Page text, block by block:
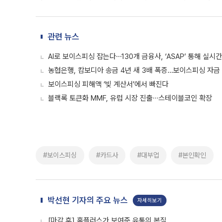
관련 뉴스
AI로 보이스피싱 잡는다⋯130개 금융사, ‘ASAP’ 통해 실시
농협은행, 캄보디아 송금 4년 새 3배 폭증…보이스피싱 자
보이스피싱 피해액 ‘빚 계산서’에서 빠진다
블랙록 토큰화 MMF, 유럽 시장 진출∙∙∙스테이블코인 확장
#보이스피싱 #카드사 #대부업 #본인확인
박선현 기자의 주요 뉴스 자세히보기